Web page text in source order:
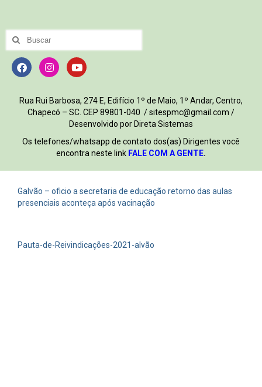
Rua Rui Barbosa, 274 E, Edifício 1º de Maio, 1º Andar, Centro,
Chapecó – SC. CEP 89801-040 / sitespmc@gmail.com /
Desenvolvido por Direta Sistemas
Os telefones/whatsapp de contato dos(as) Dirigentes você
encontra neste link FALE COM A GENTE.
Galvão – oficio a secretaria de educação retorno das aulas
presenciais aconteça após vacinação
Pauta-de-Reivindicações-2021-alvão